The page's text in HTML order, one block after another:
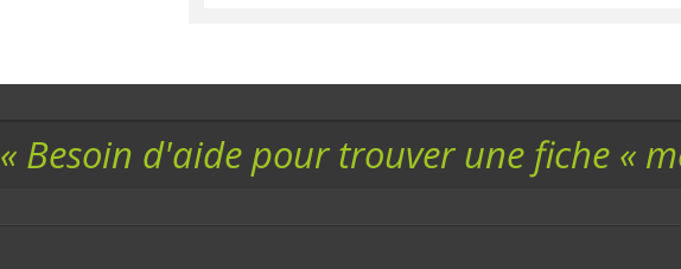
« Besoin d'aide pour trouver une fiche «